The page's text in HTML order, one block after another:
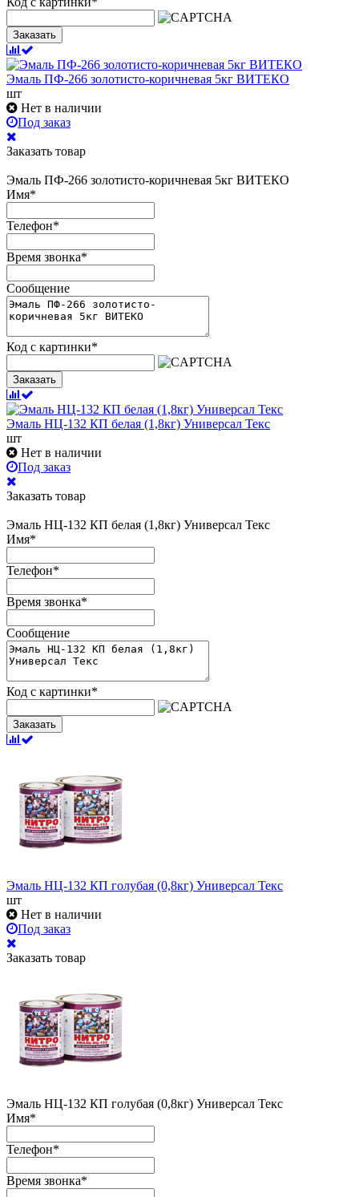
Заказать
Эмаль ПФ-266 золотисто-коричневая 5кг ВИТЕКО
шт
Нет в наличии
Под заказ
Заказать товар
Эмаль ПФ-266 золотисто-коричневая 5кг ВИТЕКО
Имя*
Телефон*
Время звонка*
Сообщение
Код с картинки*
Заказать
Эмаль НЦ-132 КП белая (1,8кг) Универсал Текс
шт
Нет в наличии
Под заказ
Заказать товар
Эмаль НЦ-132 КП белая (1,8кг) Универсал Текс
Имя*
Телефон*
Время звонка*
Сообщение
Код с картинки*
Заказать
Эмаль НЦ-132 КП голубая (0,8кг) Универсал Текс
шт
Нет в наличии
Под заказ
Заказать товар
Эмаль НЦ-132 КП голубая (0,8кг) Универсал Текс
Имя*
Телефон*
Время звонка*